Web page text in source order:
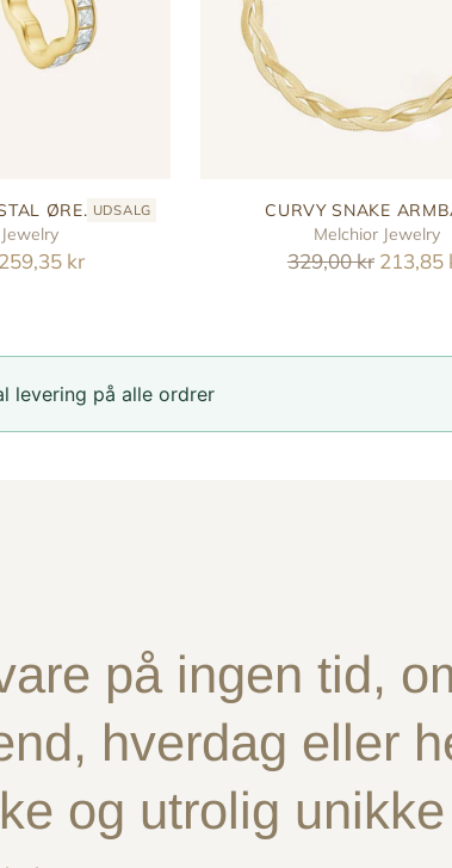
ØRE...UDSALG
259,35 kr
CURVY SNAKE
Melchior Jewelry
Reguler
329,00 kr 213,85
levering på alle ordrer
på ingen tid,
hverdag eller
og utrolig